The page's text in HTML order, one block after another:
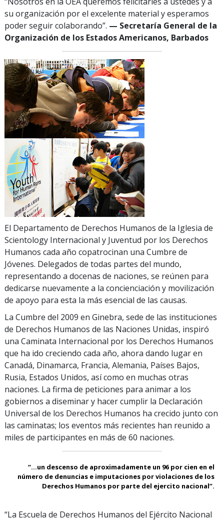
su organización por el excelente material y esperamos
poder seguir colaborando”. — Secretaría General de la
Organización de los Estados Americanos, Barbados
El Departamento de Derechos Humanos de la Iglesia de
Scientology Internacional y Juventud por los Derechos
Humanos cada año copatrocinan una Cumbre de
Jóvenes. Delegados de todas partes del mundo,
representando a docenas de naciones, se reúnen para
dedicarse nuevamente a la concienciación y movilización
de apoyo para esta la más esencial de las causas.
La Cumbre del 2009 en Ginebra, sede de las instituciones
de Derechos Humanos de las Naciones Unidas, inspiró
una Caminata Internacional por los Derechos Humanos
que ha ido creciendo cada año, ahora dando lugar en
Canadá, Dinamarca, Francia, Alemania, Países Bajos,
Rusia, Estados Unidos, así como en muchas otras
naciones. La firma de peticiones para animar a los
gobiernos a diseminar y hacer cumplir la Declaración
Universal de los Derechos Humanos ha crecido junto con
las caminatas; los eventos más recientes han reunido a
miles de participantes en más de 60 naciones.
“...un descenso de aproximadamente un 96 por cien en el
número de denuncias e imputaciones por violaciones de los
Derechos Humanos por parte del ejercito nacional”.
“La Escuela de Derechos Humanos del Ejército Nacional